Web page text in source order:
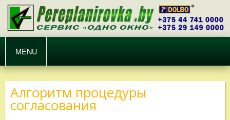
MENU
Алгоритм процедуры
согласования